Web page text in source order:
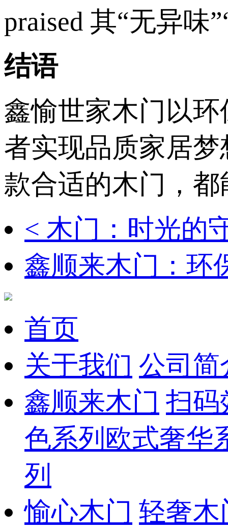
praised 其“无异味
结语‌ ‌
鑫愉世家木门以‌
者实现品质家居
款合适的木门，
< 木门：时光的
鑫顺来木门：环
首页
关于我们 公司简
鑫顺来木门 扫码
色系列欧式奢华
列
愉心木门 轻奢木